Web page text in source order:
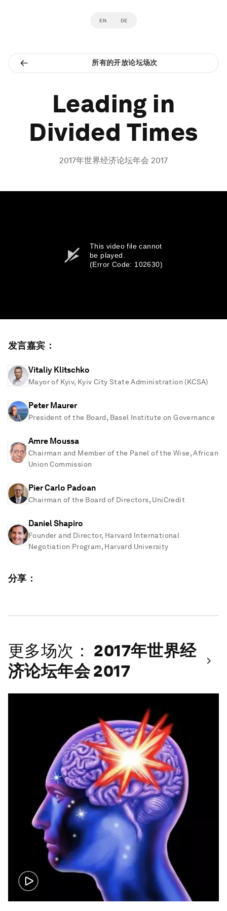
EN DE
所有的开放论坛场次
Leading in
Divided Times
2017年世界经济论坛年会 2017
This video file cannot
be played.
(Error Code: 102630)
发言嘉宾：
Vitaliy Klitschko
Mayor of Kyiv, Kyiv City State Administration (KCSA)
Peter Maurer
President of the Board, Basel Institute on Governance
Amre Moussa
Chairman and Member of the Panel of the Wise, African
Union Commission
Pier Carlo Padoan
Chairman of the Board of Directors, UniCredit
Daniel Shapiro
Founder and Director, Harvard International
Negotiation Program, Harvard University
分享：
更多场次： 2017年世界经
济论坛年会 2017